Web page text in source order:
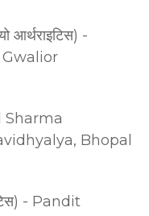
आर्थराइटिस) -
Sharma
Bhopal
- Pandit